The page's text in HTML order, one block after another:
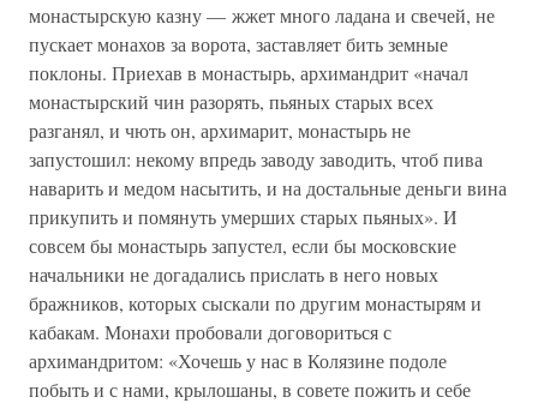
монастырскую казну — жжет много ладана и свечей, не
пускает монахов за ворота, заставляет бить земные
поклоны. Приехав в монастырь, архимандрит «начал
монастырский чин разорять, пьяных старых всех
разганял, и чють он, архимарит, монастырь не
запустошил: некому впредь заводу заводить, чтоб пива
наварить и медом насытить, и на достальные деньги вина
прикупить и помянуть умерших старых пьяных». И
совсем бы монастырь запустел, если бы московские
начальники не догадались прислать в него новых
бражников, которых сыскали по другим монастырям и
кабакам. Монахи пробовали договориться с
архимандритом: «Хочешь у нас в Колязине подоле
побыть и с нами, крылошаны, в совете пожить и себе